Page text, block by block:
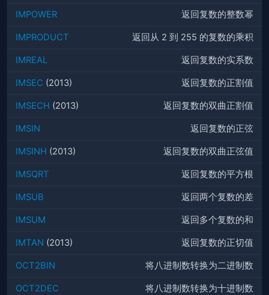
IMPOWER 返回复数的整数幂
IMPRODUCT 返回从 2 到 255 的复数的乘积
IMREAL 返回复数的实系数
IMSEC (2013) 返回复数的正割值
IMSECH (2013) 返回复数的双曲正割值
IMSIN 返回复数的正弦
IMSINH (2013) 返回复数的双曲正弦值
IMSQRT 返回复数的平方根
IMSUB 返回两个复数的差
IMSUM 返回多个复数的和
IMTAN (2013) 返回复数的正切值
OCT2BIN 将八进制数转换为二进制数
OCT2DEC 将八进制数转换为十进制数